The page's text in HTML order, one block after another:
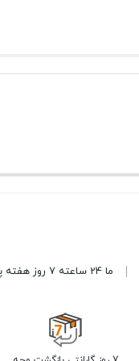
ما 24 ساعته 7 روز هفته پاسخگوی شما هستیم.